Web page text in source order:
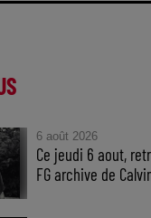
6 août 2026
Ce jeudi 6 aout,
FG archive de